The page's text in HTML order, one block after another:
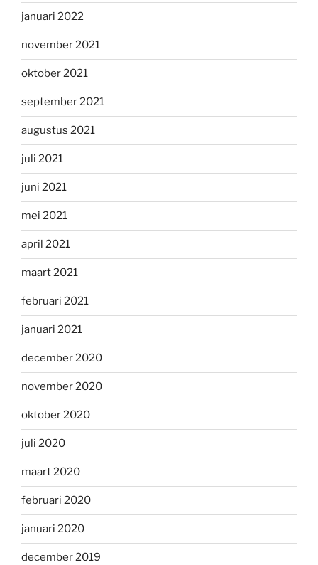
januari 2022
november 2021
oktober 2021
september 2021
augustus 2021
juli 2021
juni 2021
mei 2021
april 2021
maart 2021
februari 2021
januari 2021
december 2020
november 2020
oktober 2020
juli 2020
maart 2020
februari 2020
januari 2020
december 2019